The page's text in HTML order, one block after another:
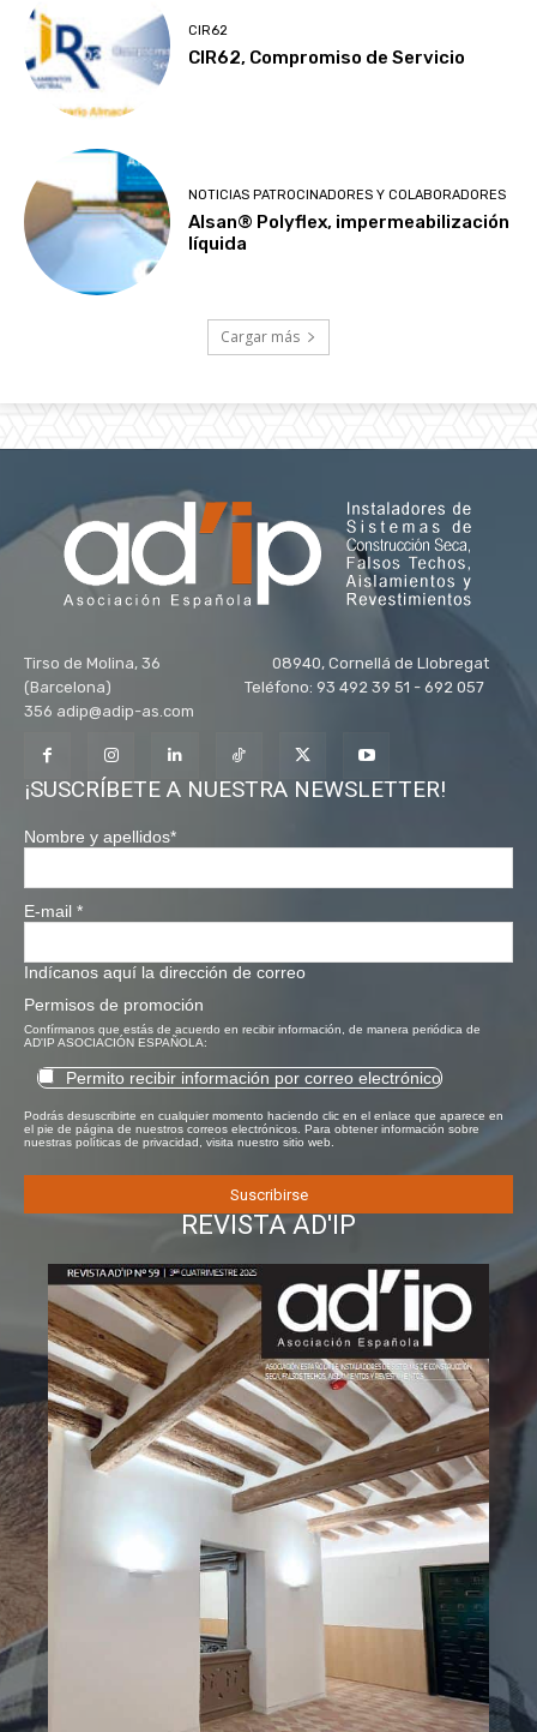
CIR62
CIR62, Compromiso de Servicio
NOTICIAS PATROCINADORES Y COLABORADORES
Alsan® Polyflex, impermeabilización
líquida
Cargar más
Tirso de Molina, 36 08940, Cornellá de Llobregat
(Barcelona) Teléfono: 93 492 39 51 - 692 057
356 adip@adip-as.com
¡SUSCRÍBETE A NUESTRA NEWSLETTER!
Nombre y apellidos*
E-mail *
Indícanos aquí la dirección de correo
Permisos de promoción
Confírmanos que estás de acuerdo en recibir información, de manera periódica de
AD'IP ASOCIACIÓN ESPAÑOLA:
Permito recibir información por correo electrónico
Podrás desuscribirte en cualquier momento haciendo clic en el enlace que aparece en
el pie de página de nuestros correos electrónicos. Para obtener información sobre
nuestras políticas de privacidad, visita nuestro sitio web.
REVISTA AD'IP